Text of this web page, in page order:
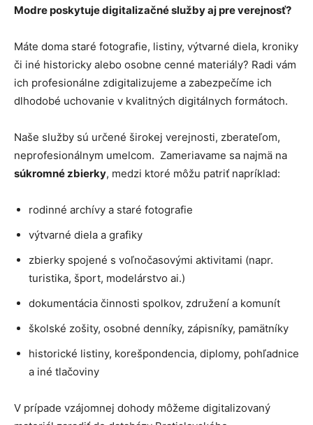
Modre poskytuje digitalizačné služby aj pre verejnosť?
Máte doma staré fotografie, listiny, výtvarné diela, kroniky
či iné historicky alebo osobne cenné materiály? Radi vám
ich profesionálne zdigitalizujeme a zabezpečíme ich
dlhodobé uchovanie v kvalitných digitálnych formátoch.
Naše služby sú určené širokej verejnosti, zberateľom,
neprofesionálnym umelcom. Zameriavame sa najmä na
súkromné zbierky, medzi ktoré môžu patriť napríklad:
rodinné archívy a staré fotografie
výtvarné diela a grafiky
zbierky spojené s voľnočasovými aktivitami (napr.
turistika, šport, modelárstvo ai.)
dokumentácia činnosti spolkov, združení a komunít
školské zošity, osobné denníky, zápisníky, pamätníky
historické listiny, korešpondencia, diplomy, pohľadnice
a iné tlačoviny
V prípade vzájomnej dohody môžeme digitalizovaný